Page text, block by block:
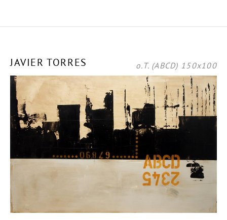
JAVIER TORRES o.T. (ABCD) 150x100